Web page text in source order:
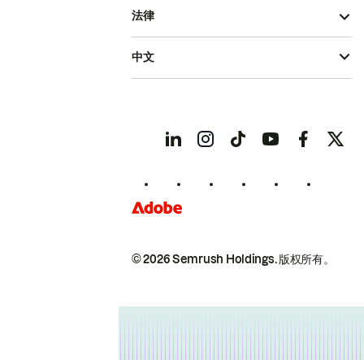
© 2026 Semrush Holdings.版权所有。
法律
中文